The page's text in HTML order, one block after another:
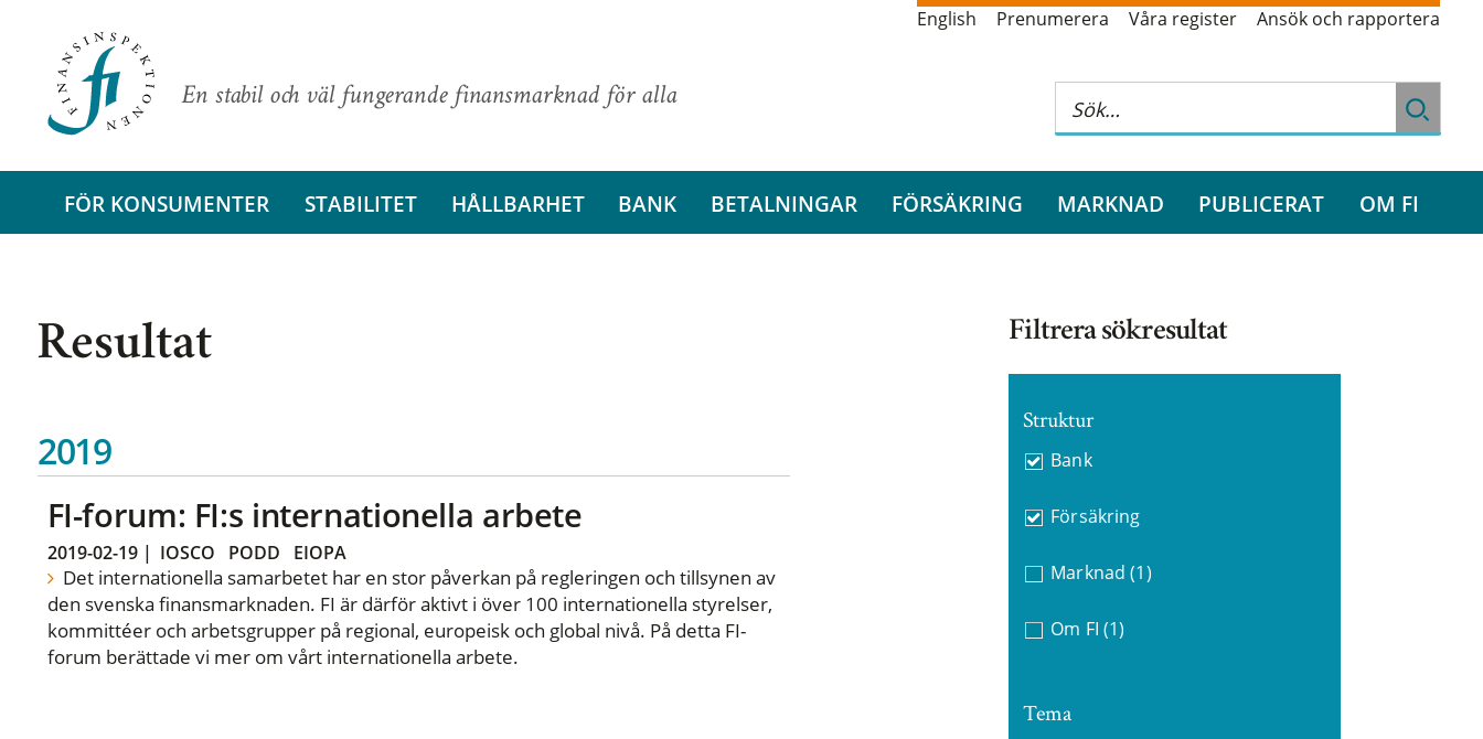
En stabil och väl fungerande finansmarknad för alla
English Prenumerera Våra register Ansök och rapportera
FÖR KONSUMENTER STABILITET HÅLLBARHET BANK BETALNINGAR FÖRSÄKRING MARKNAD PUBLICERAT OM FI
Resultat
2019
FI-forum: FI:s internationella arbete
2019-02-19| IOSCO PODD EIOPA
Det internationella samarbetet har en stor påverkan på regleringen och tillsynen av
den svenska finansmarknaden. FI är därför aktivt i över 100 internationella styrelser,
kommittéer och arbetsgrupper på regional, europeisk och global nivå. På detta FI-
forum berättade vi mer om vårt internationella arbete.
Filtrera sökresultat
Struktur
Bank
Försäkring
Marknad (1)
Om FI (1)
Tema